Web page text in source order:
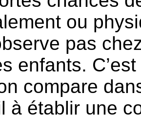
ou
pas
enfants.
compare
à établir une